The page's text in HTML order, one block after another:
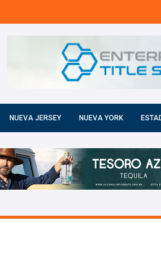
NUEVA JERSEY NUEVA YORK